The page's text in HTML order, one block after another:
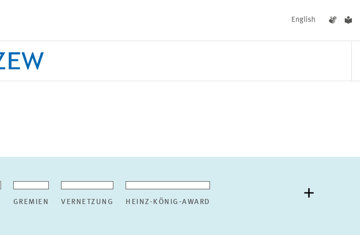
English
GREMIEN VERNETZUNG HEINZ-KÖNIG-AWARD